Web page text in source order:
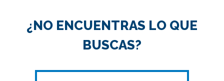
¿NO ENCUENTRAS LO QUE
BUSCAS?